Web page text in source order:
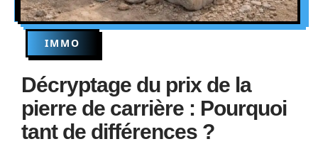
IMMO
Décryptage du prix de la
pierre de carrière : Pourquoi
tant de différences ?